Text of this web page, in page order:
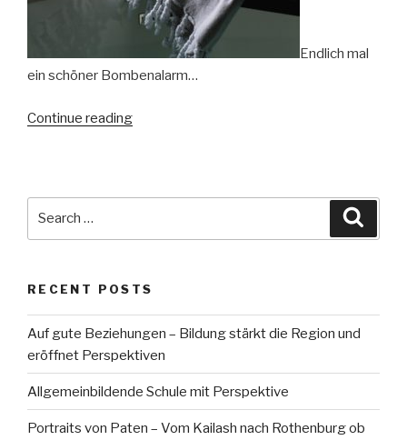
Endlich mal
ein schöner Bombenalarm…
Continue reading“Bombenalarm-
RECENT POSTS
Auf gute Beziehungen – Bildung stärkt die Region und
eröffnet Perspektiven
Allgemeinbildende Schule mit Perspektive
Portraits von Paten – Vom Kailash nach Rothenburg ob